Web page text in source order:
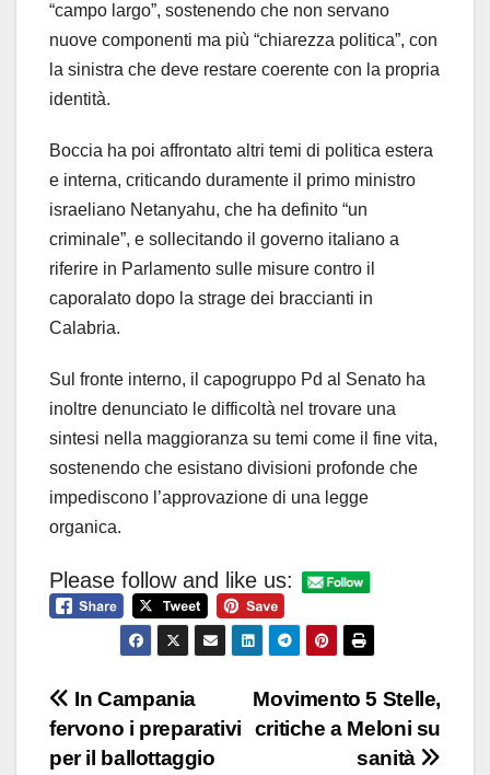
“campo largo”, sostenendo che non servano
nuove componenti ma più “chiarezza politica”, con
la sinistra che deve restare coerente con la propria
identità.
Boccia ha poi affrontato altri temi di politica estera
e interna, criticando duramente il primo ministro
israeliano Netanyahu, che ha definito “un
criminale”, e sollecitando il governo italiano a
riferire in Parlamento sulle misure contro il
caporalato dopo la strage dei braccianti in
Calabria.
Sul fronte interno, il capogruppo Pd al Senato ha
inoltre denunciato le difficoltà nel trovare una
sintesi nella maggioranza su temi come il fine vita,
sostenendo che esistano divisioni profonde che
impediscono l’approvazione di una legge
organica.
Please follow and like us:
Navigazione
articoli
Movimento 5 Stelle,
critiche a Meloni su
sanità
In Campania
fervono i preparativi
per il ballottaggio